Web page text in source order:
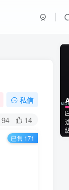
私信
94 14
已售 171